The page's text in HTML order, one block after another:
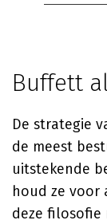
Buffett
De strategie
de meest
uitstekende
houd ze voor
deze filosofie